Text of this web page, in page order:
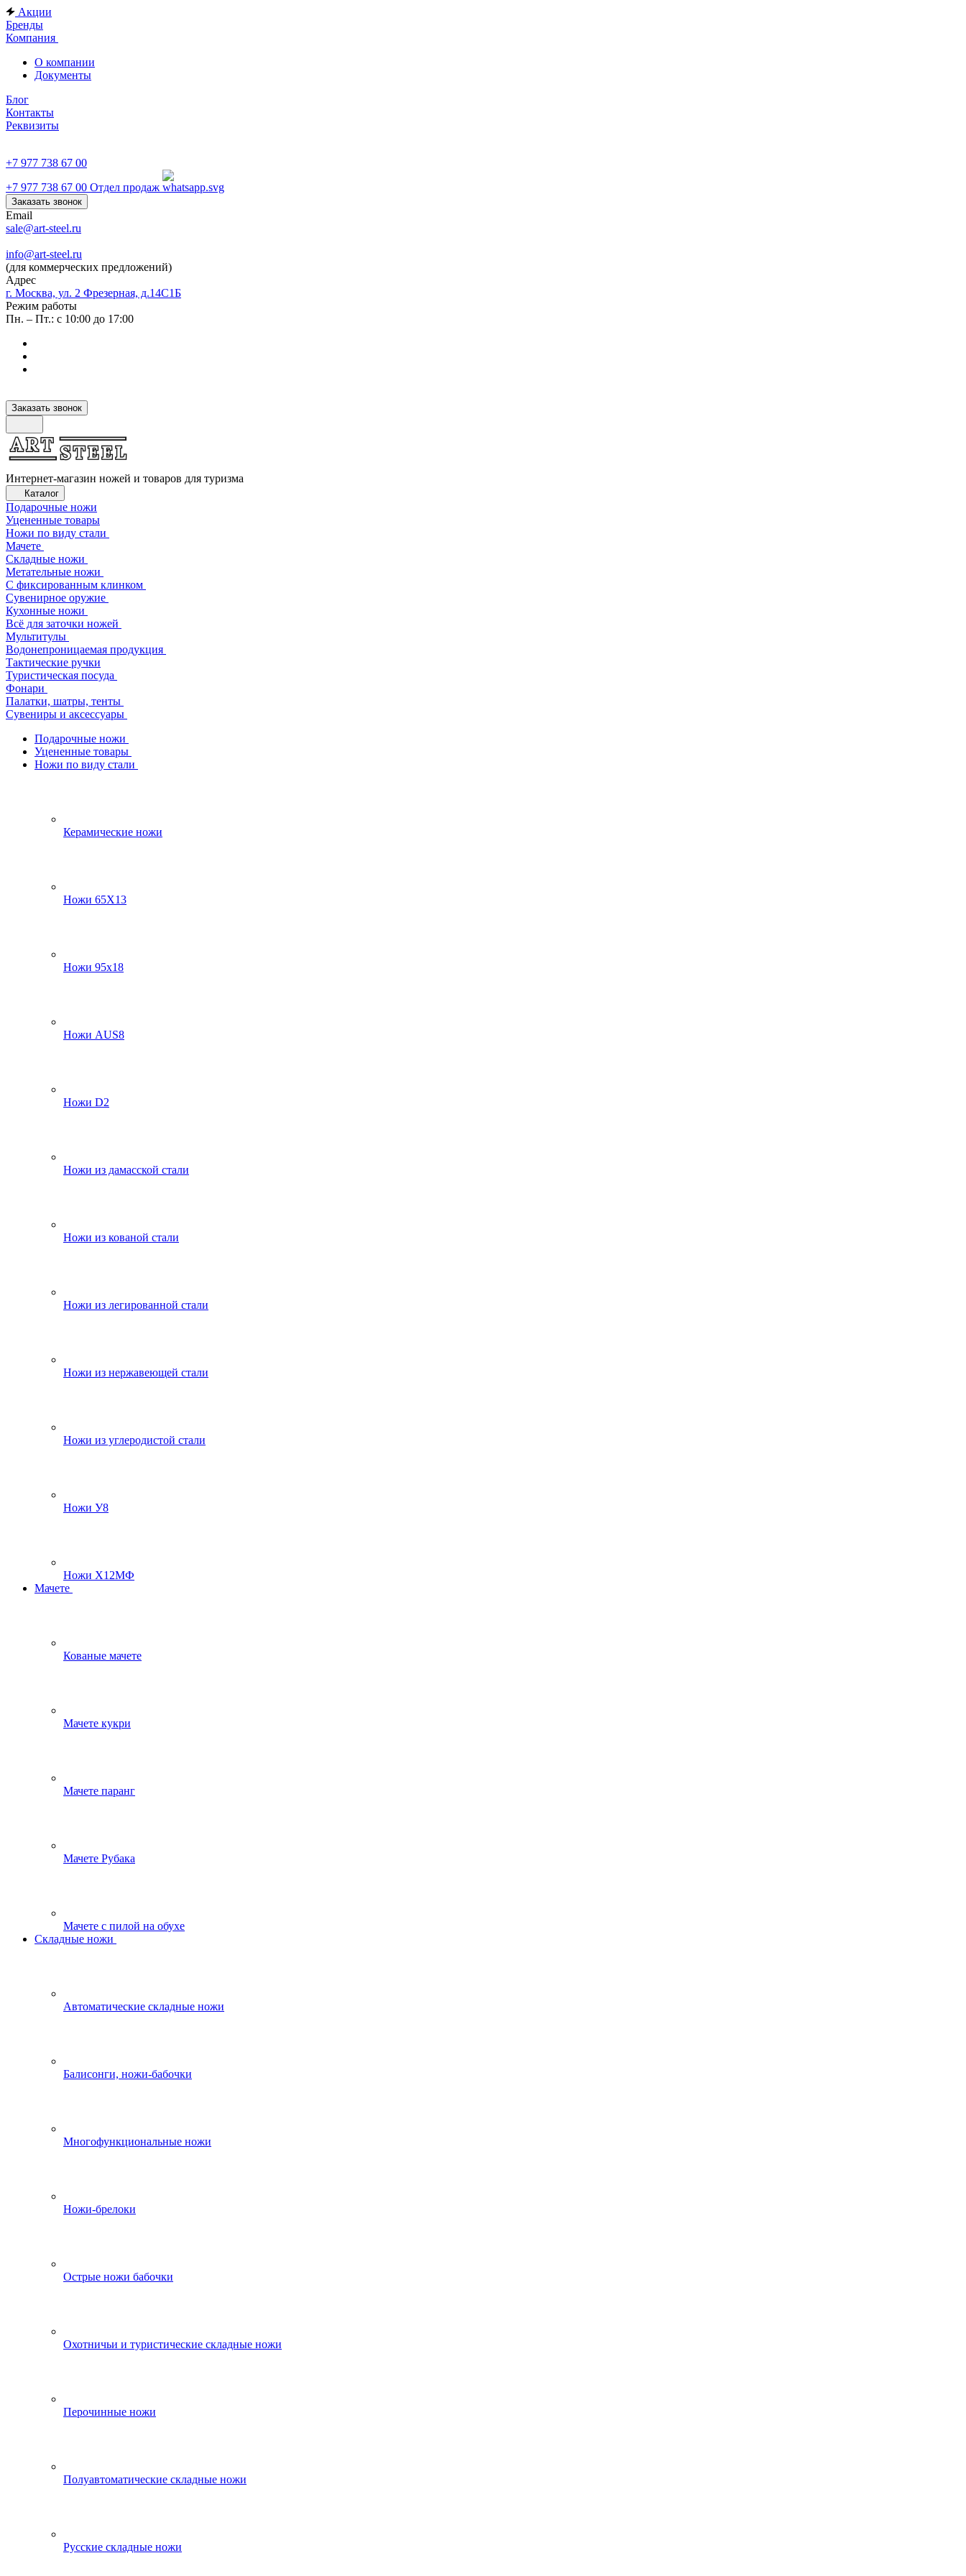
Акции
Бренды
Компания
О компании
Документы
Блог
Контакты
Реквизиты
+7 977 738 67 00
+7 977 738 67 00 Отдел продаж
Заказать звонок
Email
sale@art-steel.ru
info@art-steel.ru
(для коммерческих предложений)
Адрес
г. Москва, ул. 2 Фрезерная, д.14С1Б
Режим работы
Пн. – Пт.: с 10:00 до 17:00
Заказать звонок
Интернет-магазин ножей и товаров для туризма
Каталог
Подарочные ножи
Уцененные товары
Ножи по виду стали
Мачете
Складные ножи
Метательные ножи
С фиксированным клинком
Сувенирное оружие
Кухонные ножи
Всё для заточки ножей
Мультитулы
Водонепроницаемая продукция
Тактические ручки
Туристическая посуда
Фонари
Палатки, шатры, тенты
Сувениры и аксессуары
Подарочные ножи
Уцененные товары
Ножи по виду стали
Керамические ножи
Ножи 65Х13
Ножи 95х18
Ножи AUS8
Ножи D2
Ножи из дамасской стали
Ножи из кованой стали
Ножи из легированной стали
Ножи из нержавеющей стали
Ножи из углеродистой стали
Ножи У8
Ножи Х12МФ
Мачете
Кованые мачете
Мачете кукри
Мачете паранг
Мачете Рубака
Мачете с пилой на обухе
Складные ножи
Автоматические складные ножи
Балисонги, ножи-бабочки
Многофункциональные ножи
Ножи-брелоки
Острые ножи бабочки
Охотничьи и туристические складные ножи
Перочинные ножи
Полуавтоматические складные ножи
Русские складные ножи